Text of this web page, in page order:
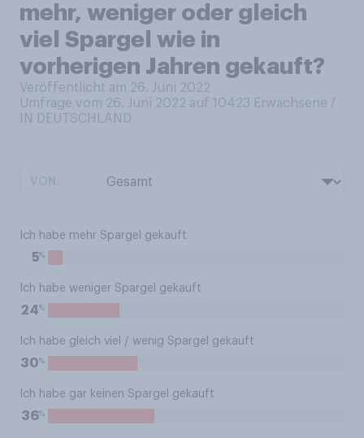
mehr, weniger oder gleich
viel Spargel wie in
vorherigen Jahren gekauft?
Veröffentlicht am 26. Juni 2022
Umfrage vom 26. Juni 2022 auf 10423 Erwachsene /
IN DEUTSCHLAND
Ich habe mehr Spargel gekauft
5%
Ich habe weniger Spargel gekauft
24%
Ich habe gleich viel / wenig Spargel gekauft
30%
Ich habe gar keinen Spargel gekauft
36%